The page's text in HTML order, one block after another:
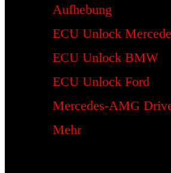
Aufhebung
ECU Unlock
ECU Unlock BMW
ECU Unlock Ford
Mercedes-AMG
Mehr